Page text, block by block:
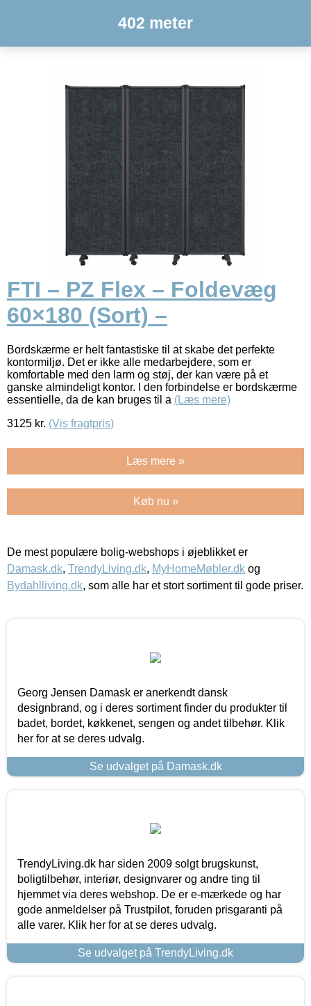
402 meter
FTI – PZ Flex – Foldevæg
60×180 (Sort) –
Bordskærme er helt fantastiske til at skabe det perfekte
kontormiljø. Det er ikke alle medarbejdere, som er
komfortable med den larm og støj, der kan være på et
ganske almindeligt kontor. I den forbindelse er bordskærme
essentielle, da de kan bruges til a (Læs mere)
3125 kr. (Vis fragtpris)
Læs mere »
Køb nu »
De mest populære bolig-webshops i øjeblikket er
Damask.dk, TrendyLiving.dk, MyHomeMøbler.dk og
Bydahlliving.dk, som alle har et stort sortiment til gode priser.
Georg Jensen Damask er anerkendt dansk
designbrand, og i deres sortiment finder du produkter til
badet, bordet, køkkenet, sengen og andet tilbehør. Klik
her for at se deres udvalg.
Se udvalget på Damask.dk
TrendyLiving.dk har siden 2009 solgt brugskunst,
boligtilbehør, interiør, designvarer og andre ting til
hjemmet via deres webshop. De er e-mærkede og har
gode anmeldelser på Trustpilot, foruden prisgaranti på
alle varer. Klik her for at se deres udvalg.
Se udvalget på TrendyLiving.dk